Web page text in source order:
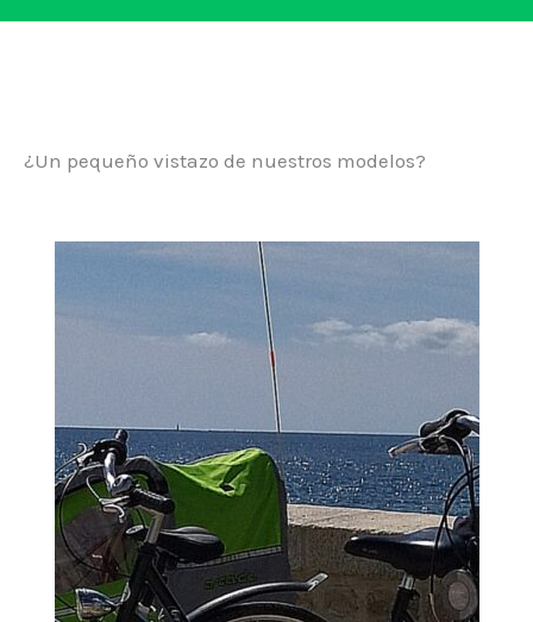
¿Un pequeño vistazo de nuestros modelos?